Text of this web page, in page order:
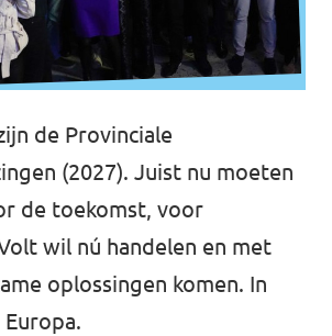
Volt
Platform Volt
de Provinciale
(2027). Juist nu moeten
de toekomst, voor
wil nú handelen en met
oplossingen komen. In